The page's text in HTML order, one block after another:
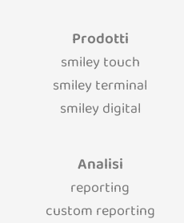
Prodotti
smiley touch
smiley terminal
smiley digital
Analisi
reporting
custom reporting